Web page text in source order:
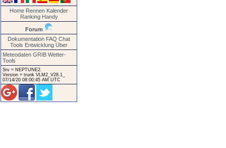
Home Rennen Kalender
Ranking Handy
Forum
Dokumentation FAQ Chat
Tools Entwicklung Über
Meteodaten GRIB Wetter-
Tools
Srv = NEPTUNE2.
Version = trunk VLM2_V28.1_
07/14/20 08:00:45 AM UTC